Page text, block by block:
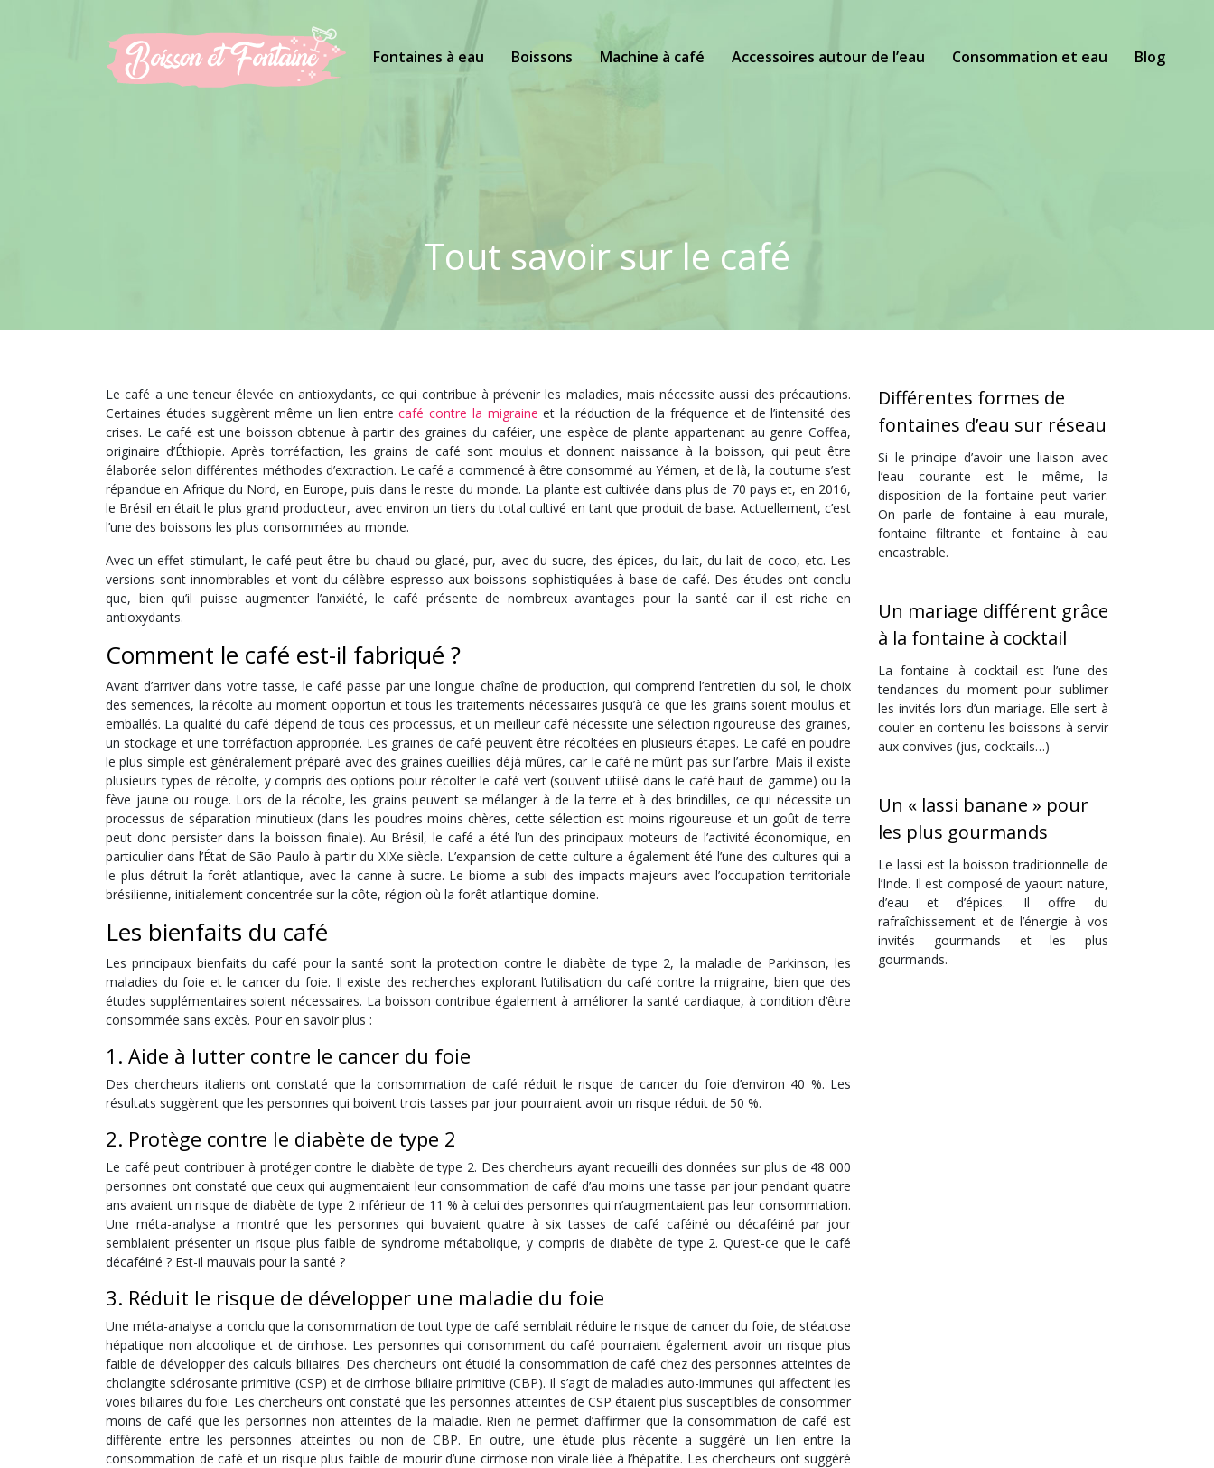
Fontaines à eau Boissons Machine à café Accessoires autour de l’eau Consommation et eau Blog
Tout savoir sur le café
Le café a une teneur élevée en antioxydants, ce qui contribue à prévenir les maladies, mais nécessite aussi des précautions.
Certaines études suggèrent même un lien entrecafé contre la migraine et la réduction de la fréquence et de l’intensité des
crises. Le café est une boisson obtenue à partir des graines du caféier, une espèce de plante appartenant au genre Coffea,
originaire d’Éthiopie. Après torréfaction, les grains de café sont moulus et donnent naissance à la boisson, qui peut être
élaborée selon différentes méthodes d’extraction. Le café a commencé à être consommé au Yémen, et de là, la coutume s’est
répandue en Afrique du Nord, en Europe, puis dans le reste du monde. La plante est cultivée dans plus de 70 pays et, en 2016,
le Brésil en était le plus grand producteur, avec environ un tiers du total cultivé en tant que produit de base. Actuellement, c’est
l’une des boissons les plus consommées au monde.
Avec un effet stimulant, le café peut être bu chaud ou glacé, pur, avec du sucre, des épices, du lait, du lait de coco, etc. Les
versions sont innombrables et vont du célèbre espresso aux boissons sophistiquées à base de café. Des études ont conclu
que, bien qu’il puisse augmenter l’anxiété, le café présente de nombreux avantages pour la santé car il est riche en
antioxydants.
Comment le café est-il fabriqué ?
Avant d’arriver dans votre tasse, le café passe par une longue chaîne de production, qui comprend l’entretien du sol, le choix
des semences, la récolte au moment opportun et tous les traitements nécessaires jusqu’à ce que les grains soient moulus et
emballés. La qualité du café dépend de tous ces processus, et un meilleur café nécessite une sélection rigoureuse des graines,
un stockage et une torréfaction appropriée. Les graines de café peuvent être récoltées en plusieurs étapes. Le café en poudre
le plus simple est généralement préparé avec des graines cueillies déjà mûres, car le café ne mûrit pas sur l’arbre. Mais il existe
plusieurs types de récolte, y compris des options pour récolter le café vert (souvent utilisé dans le café haut de gamme) ou la
fève jaune ou rouge. Lors de la récolte, les grains peuvent se mélanger à de la terre et à des brindilles, ce qui nécessite un
processus de séparation minutieux (dans les poudres moins chères, cette sélection est moins rigoureuse et un goût de terre
peut donc persister dans la boisson finale). Au Brésil, le café a été l’un des principaux moteurs de l’activité économique, en
particulier dans l’État de São Paulo à partir du XIXe siècle. L’expansion de cette culture a également été l’une des cultures qui a
le plus détruit la forêt atlantique, avec la canne à sucre. Le biome a subi des impacts majeurs avec l’occupation territoriale
brésilienne, initialement concentrée sur la côte, région où la forêt atlantique domine.
Les bienfaits du café
Les principaux bienfaits du café pour la santé sont la protection contre le diabète de type 2, la maladie de Parkinson, les
maladies du foie et le cancer du foie. Il existe des recherches explorant l’utilisation du café contre la migraine, bien que des
études supplémentaires soient nécessaires. La boisson contribue également à améliorer la santé cardiaque, à condition d’être
consommée sans excès. Pour en savoir plus :
1. Aide à lutter contre le cancer du foie
Des chercheurs italiens ont constaté que la consommation de café réduit le risque de cancer du foie d’environ 40 %. Les
résultats suggèrent que les personnes qui boivent trois tasses par jour pourraient avoir un risque réduit de 50 %.
2. Protège contre le diabète de type 2
Le café peut contribuer à protéger contre le diabète de type 2. Des chercheurs ayant recueilli des données sur plus de 48 000
personnes ont constaté que ceux qui augmentaient leur consommation de café d’au moins une tasse par jour pendant quatre
ans avaient un risque de diabète de type 2 inférieur de 11 % à celui des personnes qui n’augmentaient pas leur consommation.
Une méta-analyse a montré que les personnes qui buvaient quatre à six tasses de café caféiné ou décaféiné par jour
semblaient présenter un risque plus faible de syndrome métabolique, y compris de diabète de type 2. Qu’est-ce que le café
décaféiné ? Est-il mauvais pour la santé ?
3. Réduit le risque de développer une maladie du foie
Une méta-analyse a conclu que la consommation de tout type de café semblait réduire le risque de cancer du foie, de stéatose
hépatique non alcoolique et de cirrhose. Les personnes qui consomment du café pourraient également avoir un risque plus
faible de développer des calculs biliaires. Des chercheurs ont étudié la consommation de café chez des personnes atteintes de
cholangite sclérosante primitive (CSP) et de cirrhose biliaire primitive (CBP). Il s’agit de maladies auto-immunes qui affectent les
voies biliaires du foie. Les chercheurs ont constaté que les personnes atteintes de CSP étaient plus susceptibles de consommer
moins de café que les personnes non atteintes de la maladie. Rien ne permet d’affirmer que la consommation de café est
différente entre les personnes atteintes ou non de CBP. En outre, une étude plus récente a suggéré un lien entre la
consommation de café et un risque plus faible de mourir d’une cirrhose non virale liée à l’hépatite. Les chercheurs ont suggéré
Différentes formes de
fontaines d’eau sur réseau
Si le principe d’avoir une liaison avec
l’eau courante est le même, la
disposition de la fontaine peut varier.
On parle de fontaine à eau murale,
fontaine filtrante et fontaine à eau
encastrable.
Un mariage différent grâce
à la fontaine à cocktail
La fontaine à cocktail est l’une des
tendances du moment pour sublimer
les invités lors d’un mariage. Elle sert à
couler en contenu les boissons à servir
aux convives (jus, cocktails…)
Un « lassi banane » pour
les plus gourmands
Le lassi est la boisson traditionnelle de
l’Inde. Il est composé de yaourt nature,
d’eau et d’épices. Il offre du
rafraîchissement et de l’énergie à vos
invités gourmands et les plus
gourmands.